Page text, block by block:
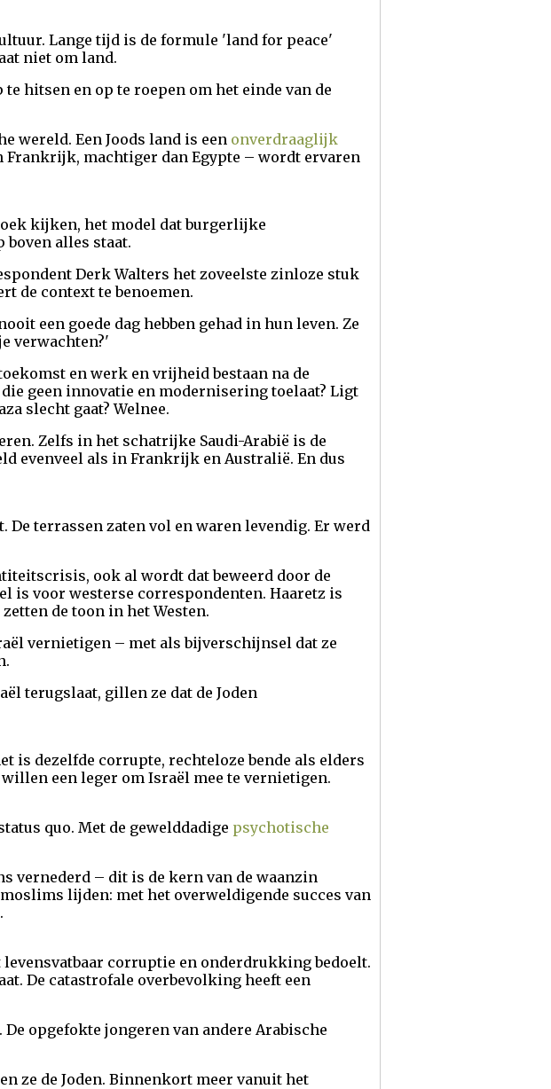
Lange tijd is de formule 'land for peace'
niet om land.
hitsen en op te roepen om het einde van de
wereld. Een Joods land is een onverdraaglijk
Frankrijk, machtiger dan Egypte – wordt ervaren
kijken, het model dat burgerlijke
boven alles staat.
Derk Walters het zoveelste zinloze stuk
de context te benoemen.
een goede dag hebben gehad in hun leven. Ze
verwachten?'
en werk en vrijheid bestaan na de
geen innovatie en modernisering toelaat? Ligt
slecht gaat? Welnee.
Zelfs in het schatrijke Saudi-Arabië is de
evenveel als in Frankrijk en Australië. En dus
terrassen zaten vol en waren levendig. Er werd
ook al wordt dat beweerd door de
is voor westerse correspondenten. Haaretz is
de toon in het Westen.
vernietigen – met als bijverschijnsel dat ze
terugslaat, gillen ze dat de Joden
is dezelfde corrupte, rechteloze bende als elders
een leger om Israël mee te vernietigen.
quo. Met de gewelddadige psychotische
vernederd – dit is de kern van de waanzin
lijden: met het overweldigende succes van
levensvatbaar corruptie en onderdrukking bedoelt.
De catastrofale overbevolking heeft een
opgefokte jongeren van andere Arabische
ze de Joden. Binnenkort meer vanuit het